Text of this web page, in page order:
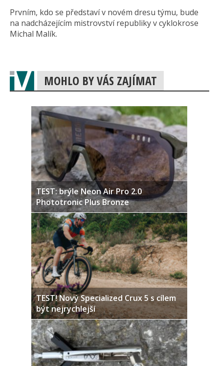
Prvním, kdo se představí v novém dresu týmu, bude
na nadcházejícím mistrovství republiky v cyklokrose
Michal Malík.
MOHLO BY VÁS ZAJÍMAT
TEST: brýle Neon Air Pro 2.0
Phototronic Plus Bronze
TEST! Nový Specialized Crux 5 s cílem
být nejrychlejší